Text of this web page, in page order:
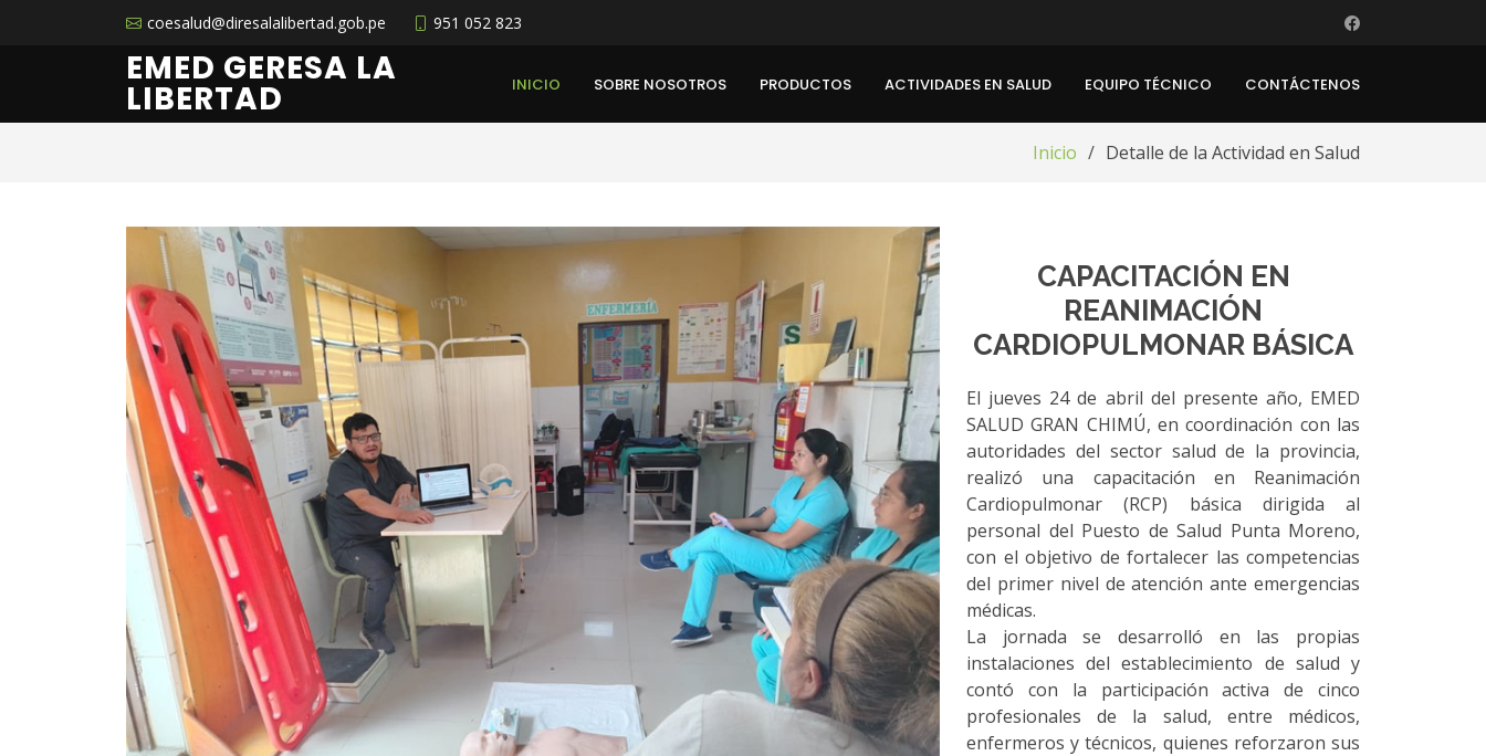
coesalud@diresalalibertad.gob.pe 951 052 823
EMED GERESA LA
LIBERTAD INICIO SOBRE NOSOTROS PRODUCTOS ACTIVIDADES EN SALUD EQUIPO TÉCNICO CONTÁCTENOS
Inicio Detalle de la Actividad en Salud
CAPACITACIÓN EN
REANIMACIÓN
CARDIOPULMONAR BÁSICA
El jueves 24 de abril del presente año, EMED
SALUD GRAN CHIMÚ, en coordinación con las
autoridades del sector salud de la provincia,
realizó una capacitación en Reanimación
Cardiopulmonar (RCP) básica dirigida al
personal del Puesto de Salud Punta Moreno,
con el objetivo de fortalecer las competencias
del primer nivel de atención ante emergencias
médicas.
La jornada se desarrolló en las propias
instalaciones del establecimiento de salud y
contó con la participación activa de cinco
profesionales de la salud, entre médicos,
enfermeros y técnicos, quienes reforzaron sus